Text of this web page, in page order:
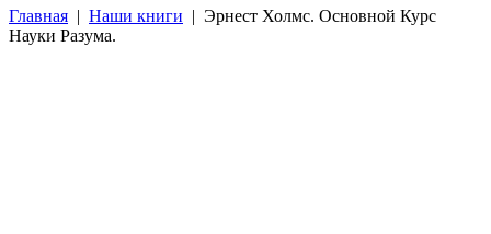
Главная | Наши книги | Эрнест Холмс. Основной Курс
Науки Разума.